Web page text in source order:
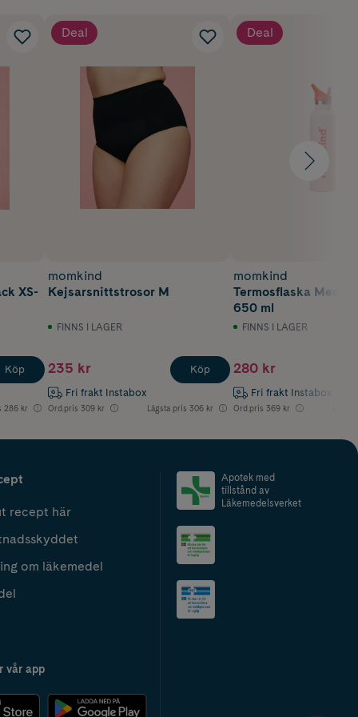
XS-
286 kr
Köp
Deal
momkind
Kejsarsnittstrosor M
FINNS I LAGER
235 kr
Fri frakt Instabox
Ord.pris 309 kr Lägsta pris 306 kr
Köp
Deal
momkind
Termosflaska Med
650 ml
FINNS I LAGER
280 kr
Fri frakt Instabox
Ord.pris 369 kr
recept här
om läkemedel
vår app
Apotek med
tillstånd av
Läkemedelsverket